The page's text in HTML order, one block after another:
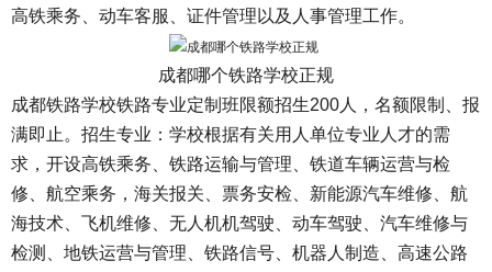
高铁乘务、动车客服、证件管理以及人事管理工作。
成都哪个铁路学校正规
成都铁路学校铁路专业定制班限额招生200人，名额限制、报
满即止。招生专业：学校根据有关用人单位专业人才的需
求，开设高铁乘务、铁路运输与管理、铁道车辆运营与检
修、航空乘务，海关报关、票务安检、新能源汽车维修、航
海技术、飞机维修、无人机机驾驶、动车驾驶、汽车维修与
检测、地铁运营与管理、铁路信号、机器人制造、高速公路